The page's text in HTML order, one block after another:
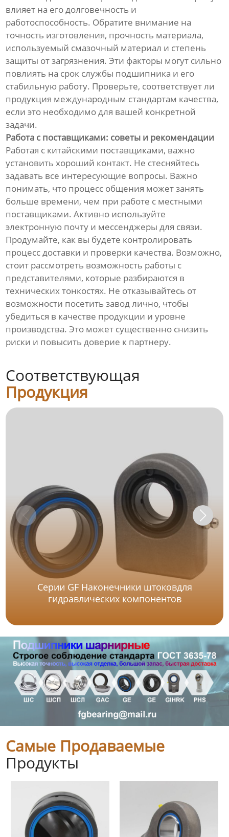
влияет на его долговечность и
работоспособность. Обратите внимание на
точность изготовления, прочность материала,
используемый смазочный материал и степень
защиты от загрязнения. Эти факторы могут сильно
повлиять на срок службы подшипника и его
стабильную работу. Проверьте, соответствует ли
продукция международным стандартам качества,
если это необходимо для вашей конкретной
задачи.
Работа с поставщиками: советы и рекомендации
Работая с китайскими поставщиками, важно
установить хороший контакт. Не стесняйтесь
задавать все интересующие вопросы. Важно
понимать, что процесс общения может занять
больше времени, чем при работе с местными
поставщиками. Активно используйте
электронную почту и мессенджеры для связи.
Продумайте, как вы будете контролировать
процесс доставки и проверки качества. Возможно,
стоит рассмотреть возможность работы с
представителями, которые разбираются в
технических тонкостях. Не отказывайтесь от
возможности посетить завод лично, чтобы
убедиться в качестве продукции и уровне
производства. Это может существенно снизить
риски и повысить доверие к партнеру.
Соответствующая
Продукция
Серии GF Наконечники штоковдля
гидравлических компонентов
Самые Продаваемые
Продукты